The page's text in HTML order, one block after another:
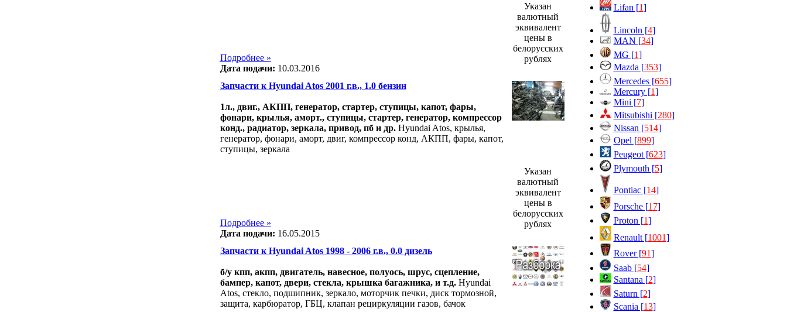
Подробнее »
Дата подачи: 10.03.2016
Указан
валютный
эквивалент
цены в
белорусских
рублях
Запчасти к Hyundai Atos 2001 г.в., 1.0 бензин
1л., двиг., АКПП, генератор, стартер, ступицы, капот, фары,
фонари, крылья, аморт., ступицы, стартер, генератор, компрессор
конд., радиатор, зеркала, привод, пб и др.Hyundai Atos, крылья,
генератор, фонари, аморт, двиг, компрессор конд, АКПП, фары, капот,
ступицы, зеркала
Подробнее »
Дата подачи: 16.05.2015
Указан
валютный
эквивалент
цены в
белорусских
рублях
Запчасти к Hyundai Atos 1998 - 2006 г.в., 0.0 дизель
б/у кпп, акпп, двигатель, навесное, полуось, шрус, сцепление,
бампер, капот, двери, стекла, крышка багажника, и т.д.Hyundai
Atos, стекло, подшипник, зеркало, моторчик печки, диск тормозной,
защита, карбюратор, ГБЦ, клапан рециркуляции газов, бачок
Lifan [1]
Lincoln [4]
MAN [34]
MG [1]
Mazda [353]
Mercedes [655]
Mercury [1]
Mini [7]
Mitsubishi [280]
Nissan [514]
Opel [899]
Peugeot [623]
Plymouth [5]
Pontiac [14]
Porsche [17]
Proton [1]
Renault [1001]
Rover [91]
Saab [54]
Santana [2]
Saturn [2]
Scania [13]